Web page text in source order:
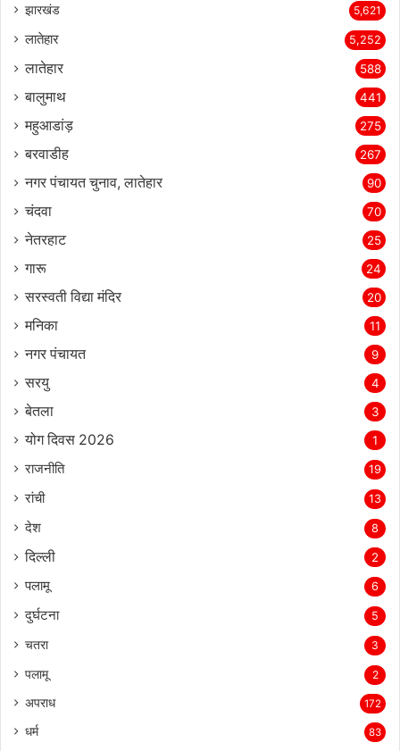
झारखंड 5,621
लातेहार 5,252
लातेहार 588
बालुमाथ 441
महुआडांड़ 275
बरवाडीह 267
नगर पंचायत चुनाव, लातेहार 90
चंदवा 70
नेतरहाट 25
गारू 24
सरस्‍वती विद्या मंदिर 20
मनिका 11
नगर पंचायत 9
सरयु 4
बेतला 3
योग दिवस 2026 1
राजनीति 19
रांची 13
देश 8
दिल्‍ली 2
पलामू 6
दुर्घटना 5
चतरा 3
पलामू 2
अपराध 172
धर्म 83